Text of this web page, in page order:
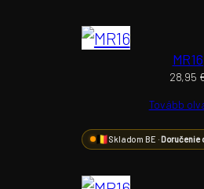
MR16
28,95
Tovább
Skladom BE ·Doručenie